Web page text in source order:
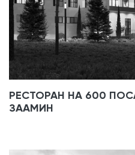
РЕСТОРАН НА 600
ЗААМИН